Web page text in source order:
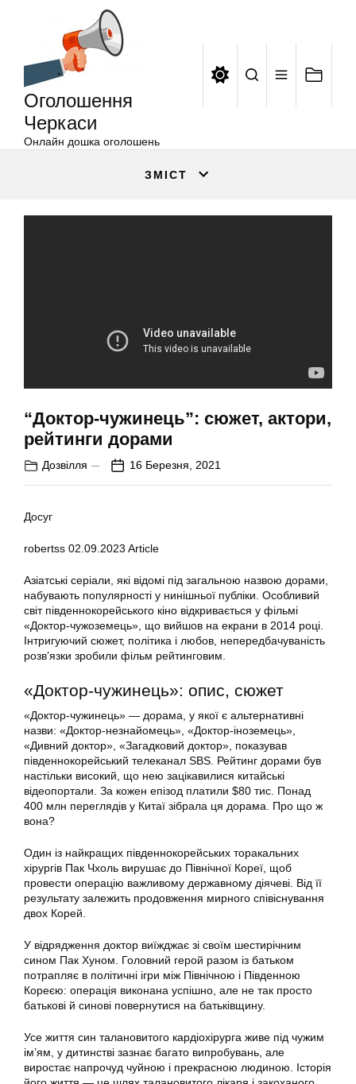
Оголошення
Черкаси
Онлайн дошка оголошень
ЗМІСТ
“Доктор-чужинець”: сюжет, актори,
рейтинги дорами
Дозвілля 16 Березня, 2021
Досуг
robertss 02.09.2023 Article
Азіатські серіали, які відомі під загальною назвою дорами,
набувають популярності у нинішньої публіки. Особливий
світ південнокорейського кіно відкривається у фільмі
«Доктор-чужоземець», що вийшов на екрани в 2014 році.
Інтригуючий сюжет, політика і любов, непередбачуваність
розв’язки зробили фільм рейтинговим.
«Доктор-чужинець»: опис, сюжет
«Доктор-чужинець» — дорама, у якої є альтернативні
назви: «Доктор-незнайомець», «Доктор-іноземець»,
«Дивний доктор», «Загадковий доктор», показував
південнокорейський телеканал SBS. Рейтинг дорами був
настільки високий, що нею зацікавилися китайські
відеопортали. За кожен епізод платили $80 тис. Понад
400 млн переглядів у Китаї зібрала ця дорама. Про що ж
вона?
Один із найкращих південнокорейських торакальних
хірургів Пак Чхоль вирушає до Північної Кореї, щоб
провести операцію важливому державному діячеві. Від її
результату залежить продовження мирного співіснування
двох Корей.
У відрядження доктор виїжджає зі своїм шестирічним
сином Пак Хуном. Головний герой разом із батьком
потрапляє в політичні ігри між Північною і Південною
Кореєю: операція виконана успішно, але не так просто
батькові й синові повернутися на батьківщину.
Усе життя син талановитого кардіохірурга живе під чужим
ім’ям, у дитинстві зазнає багато випробувань, але
виростає напрочуд чуйною і прекрасною людиною. Історія